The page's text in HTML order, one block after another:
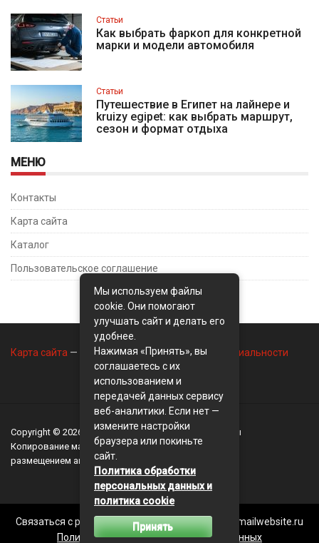
Статьи
Как выбрать фаркоп для конкретной
марки и модели автомобиля
Статьи
Путешествие в Египет на лайнере и
kruizy egipet: как выбрать маршрут,
сезон и формат отдыха
МЕНЮ
Контакты
Карта сайта
Каталог
Пользовательское соглашение
Карта сайта — Контакты— Политика конфиденциальности
Copyright © 2026 BusinessMix- Экономика и финансы
Копирование материалов разрешается, только с
размещением активной ссылки на сайт
Связаться с редакцией сайта: businessmix.ru@mailwebsite.ru
Политика обработки персональных данных
Мы используем файлы
cookie. Они помогают
улучшать сайт и делать его
удобнее.
Нажимая «Принять», вы
соглашаетесь с их
использованием и
передачей данных сервису
веб-аналитики. Если нет —
измените настройки
браузера или покиньте
сайт.
Политика обработки
персональных данных и
политика cookie
Принять